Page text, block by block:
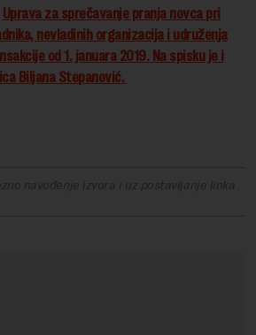
Uprava za sprečavanje pranja novca pri
nevladinih organizacija i udruženja
od 1. januara 2019. Na spisku je i
Biljana Stepanović.
navođenje izvora i uz postavljanje linka